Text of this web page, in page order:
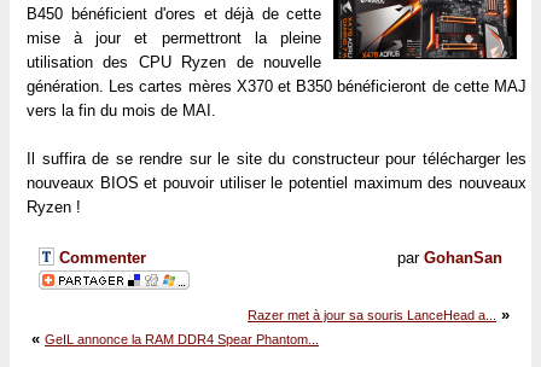
B450 bénéficient d'ores et déjà de cette
mise à jour et permettront la pleine
utilisation des CPU Ryzen de nouvelle
génération. Les cartes mères X370 et B350 bénéficieront de cette MAJ
vers la fin du mois de MAI.
Il suffira de se rendre sur le site du constructeur pour télécharger les
nouveaux BIOS et pouvoir utiliser le potentiel maximum des nouveaux
Ryzen !
par GohanSan
Commenter
Razer met à jour sa souris LanceHead a...
»
« GeIL annonce la RAM DDR4 Spear Phantom...